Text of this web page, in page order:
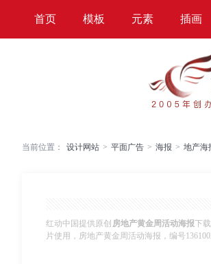
首页 模板 元素 插画
当前位置： 设计网站 > 平面广告 > 海报 > 地产海
红动中国提供原创 房地产黄金周活动海报下
片使用，房地产黄金周活动海报，编号